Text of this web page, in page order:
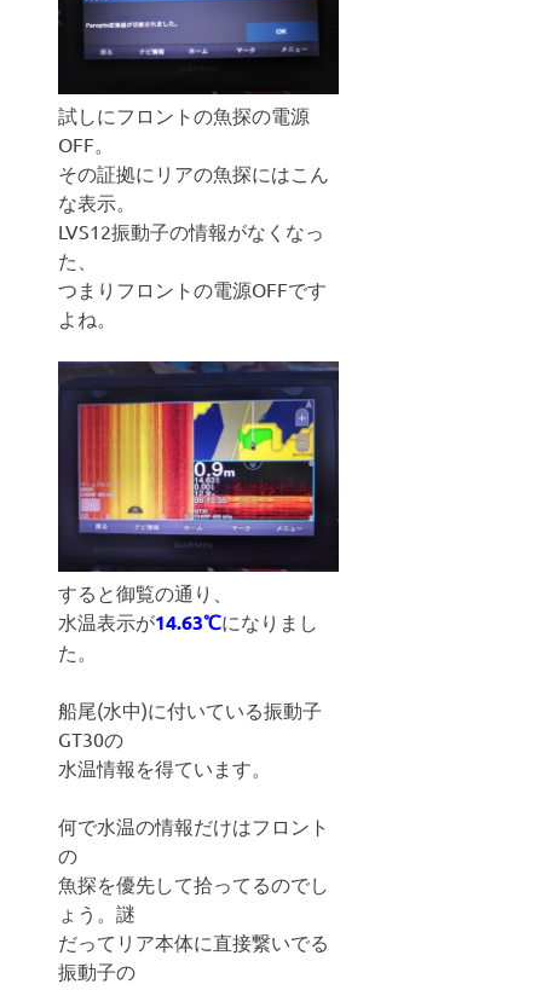
試しにフロントの魚探の電源
OFF。
その証拠にリアの魚探にはこん
な表示。
LVS12振動子の情報がなくなっ
た、
つまりフロントの電源OFFです
よね。
すると御覧の通り、
水温表示が14.63℃になりまし
た。
船尾(水中)に付いている振動子
GT30の
水温情報を得ています。
何で水温の情報だけはフロント
の
魚探を優先して拾ってるのでし
ょう。謎
だってリア本体に直接繋いでる
振動子の